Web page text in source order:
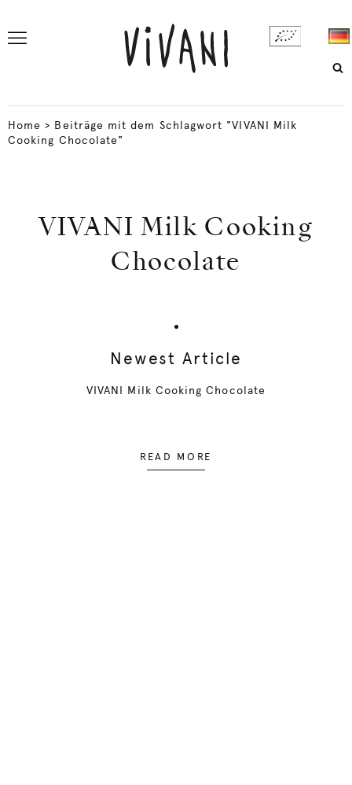
Home > Beiträge mit dem Schlagwort "VIVANI Milk
Cooking Chocolate"
VIVANI Milk Cooking
Chocolate
Newest Article
VIVANI Milk Cooking Chocolate
READ MORE